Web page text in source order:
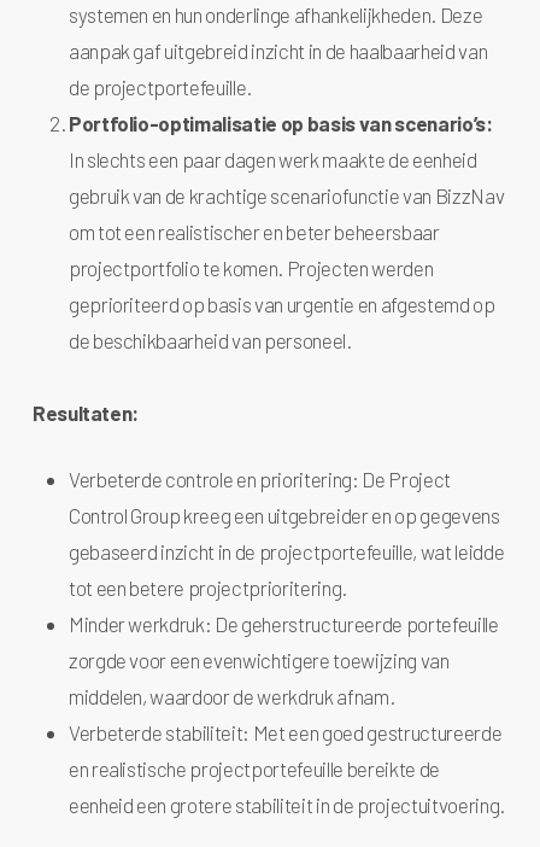
systemen en hun onderlinge afhankelijkheden. Deze
aanpak gaf uitgebreid inzicht in de haalbaarheid van
de projectportefeuille.
Portfolio-optimalisatie op basis van scenario’s:
In slechts een paar dagen werk maakte de eenheid
gebruik van de krachtige scenariofunctie van BizzNav
om tot een realistischer en beter beheersbaar
projectportfolio te komen. Projecten werden
geprioriteerd op basis van urgentie en afgestemd op
de beschikbaarheid van personeel.
Resultaten:
Verbeterde controle en prioritering: De Project
Control Group kreeg een uitgebreider en op gegevens
gebaseerd inzicht in de projectportefeuille, wat leidde
tot een betere projectprioritering.
Minder werkdruk: De geherstructureerde portefeuille
zorgde voor een evenwichtigere toewijzing van
middelen, waardoor de werkdruk afnam.
Verbeterde stabiliteit: Met een goed gestructureerde
en realistische projectportefeuille bereikte de
eenheid een grotere stabiliteit in de projectuitvoering.